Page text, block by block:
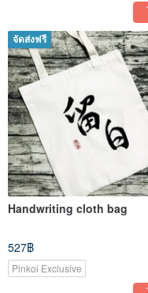
จัดส่งฟรี
Handwriting cloth bag
527฿
Pinkoi Exclusive